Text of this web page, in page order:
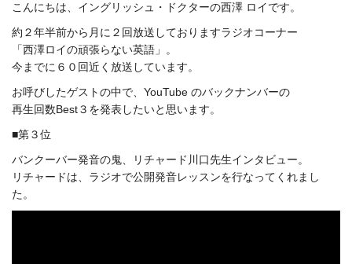
こんにちは、イングリッシュ・ドクターの西澤 ロイです。
約２年半前から月に２回放送しておりますラジオコーナー
「西澤ロイの頑張らない英語」。
今までに６０回近く放送しています。
お呼びしたゲストの中で、YouTube のバックナンバーの
再生回数Best３を発表したいと思います。
■第３位
バンクーバー発音の鬼、リチャード川口先生インタビュー。
リチャードは、ラジオで公開発音レッスンを行なってくれまし
た。